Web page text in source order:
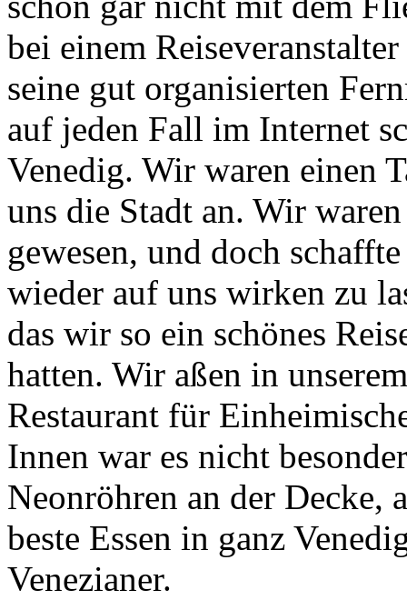
bei einem
seine gut organisierten
auf jeden Fall im Internet
Venedig. Wir waren einen
uns die Stadt an. Wir
gewesen, und doch
wieder auf uns wirken zu
das wir so ein schönes
hatten. Wir aßen in
Restaurant für
Innen war es nicht
Neonröhren an der Decke,
beste Essen in ganz
Venezianer.